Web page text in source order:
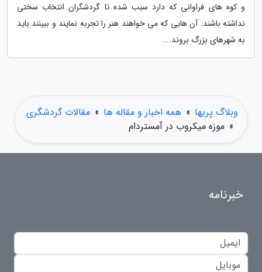
و کوه های فراوانی که دارد سبب شده تا گردشگران انتخاب سختی
نداشته باشند. آن هایی که می خواهند هنر را تجربه نمایند و ببینند باید
به شهرهای بزرگ بروند....
وبلاگ پریها » همه اخبار و مقاله ها » مقالات گردشگری
» موزه میکروب در آمستردام
خبرنامه